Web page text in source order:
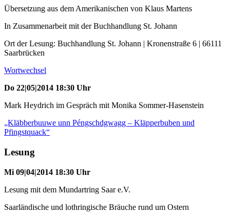
Übersetzung aus dem Amerikanischen von Klaus Martens
In Zusammenarbeit mit der Buchhandlung St. Johann
Ort der Lesung: Buchhandlung St. Johann | Kronenstraße 6 | 66111
Saarbrücken
Wortwechsel
Do 22|05|2014 18:30 Uhr
Mark Heydrich im Gespräch mit Monika Sommer-Hasenstein
„Kläbberbuuwe unn Péngschdgwagg – Kläpperbuben und
Pfingstquack“
Lesung
Mi 09|04|2014 18:30 Uhr
Lesung mit dem Mundartring Saar e.V.
Saarländische und lothringische Bräuche rund um Ostern